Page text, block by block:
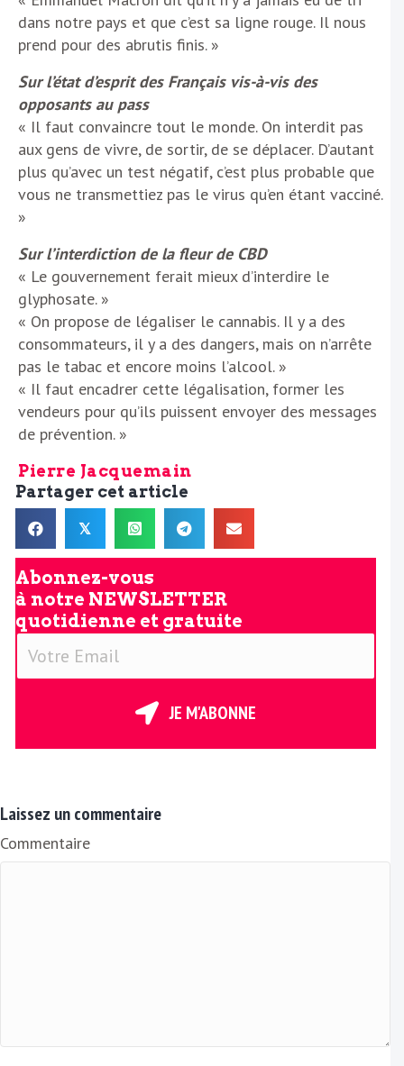
dans notre pays et que c’est sa ligne rouge. Il nous
prend pour des abrutis finis. »
Sur l’état d’esprit des Français vis-à-vis des
opposants au pass
« Il faut convaincre tout le monde. On interdit pas
aux gens de vivre, de sortir, de se déplacer. D’autant
plus qu’avec un test négatif, c’est plus probable que
vous ne transmettiez pas le virus qu’en étant vacciné.
»
Sur l’interdiction de la fleur de CBD
« Le gouvernement ferait mieux d’interdire le
glyphosate. »
« On propose de légaliser le cannabis. Il y a des
consommateurs, il y a des dangers, mais on n’arrête
pas le tabac et encore moins l’alcool. »
« Il faut encadrer cette légalisation, former les
vendeurs pour qu’ils puissent envoyer des messages
de prévention. »
Pierre Jacquemain
Partager cet article
𝕏
Abonnez-vous
à notre NEWSLETTER
quotidienne et gratuite
V
E
i
l
JE M'ABONNE
Laissez un commentaire
Commentaire